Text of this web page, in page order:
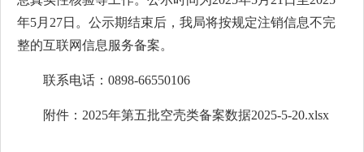
年5月27日。公示期结束后，我局将按规定注销信息不完
整的互联网信息服务备案。
联系电话：0898-66550106
附件： 2025年第五批空壳类备案数据2025-5-20.xlsx